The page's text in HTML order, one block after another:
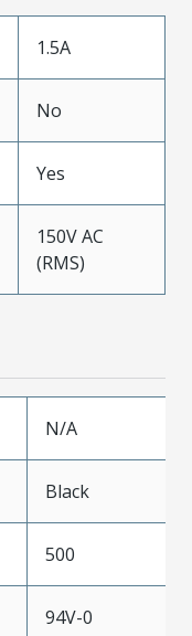
1.5A
No
Yes
150V AC
(RMS)
N/A
Black
500
94V-0